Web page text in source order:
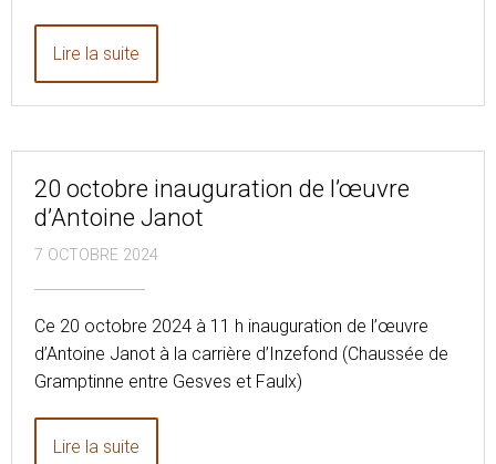
Lire la suite
20 octobre inauguration de l’œuvre
d’Antoine Janot
7 OCTOBRE 2024
Ce 20 octobre 2024 à 11 h inauguration de l’œuvre
d’Antoine Janot à la carrière d’Inzefond (Chaussée de
Gramptinne entre Gesves et Faulx)
Lire la suite